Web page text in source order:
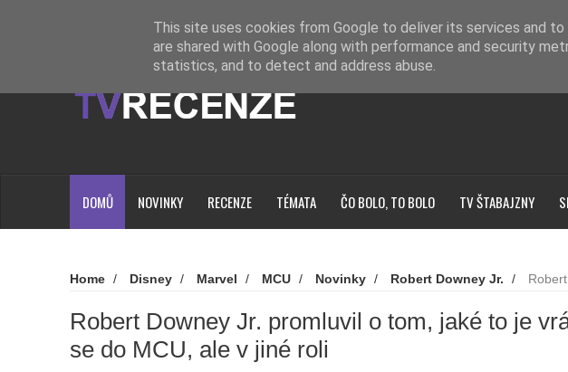
Loading...
DOMŮ NOVINKY RECENZE TÉMATA ČO BOLO, TO BOLO TV ŠTABAJZNY
Home / Disney / Marvel / MCU / Novinky / Robert Downey Jr. /
Robert
Robert Downey Jr. promluvil o tom, jaké to je
se do MCU, ale v jiné roli
This site uses cookies from Google to deliver its services and
are shared with Google along with performance and security
statistics, and to detect and address abuse.